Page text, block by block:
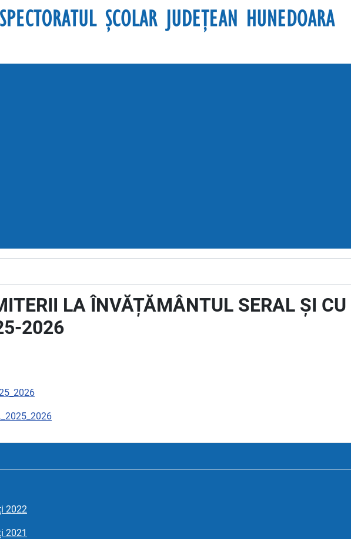
LA ÎNVĂȚĂMÂNTUL SERAL ȘI
2026
2022
2021